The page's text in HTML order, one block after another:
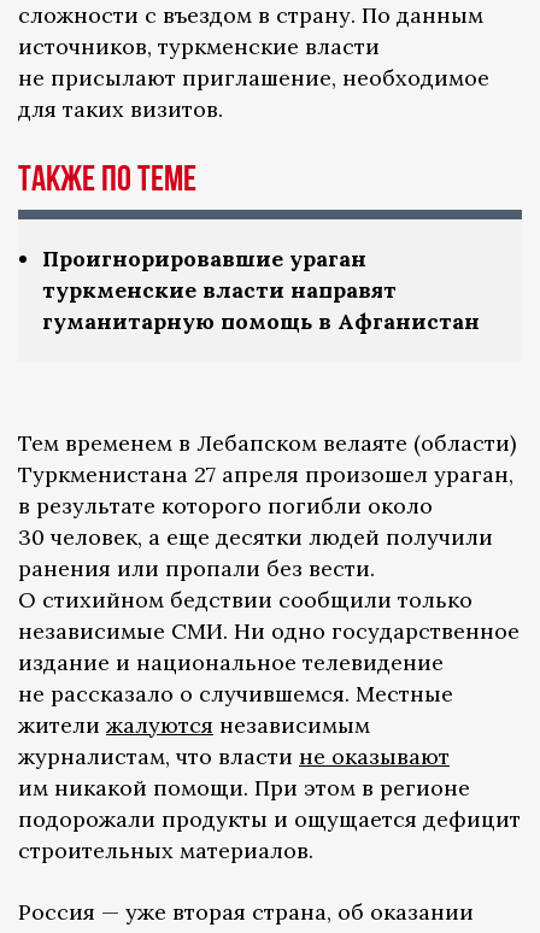
сложности с въездом в страну. По данным
источников, туркменские власти
не присылают приглашение, необходимое
для таких визитов.
Также по теме
Проигнорировавшие ураган
туркменские власти направят
гуманитарную помощь в Афганистан
Тем временем в Лебапском велаяте (области)
Туркменистана 27 апреля произошел ураган,
в результате которого погибли около
30 человек, а еще десятки людей получили
ранения или пропали без вести.
О стихийном бедствии сообщили только
независимые СМИ. Ни одно государственное
издание и национальное телевидение
не рассказало о случившемся. Местные
жители жалуются независимым
журналистам, что власти не оказывают
им никакой помощи. При этом в регионе
подорожали продукты и ощущается дефицит
строительных материалов.
Россия — уже вторая страна, об оказании